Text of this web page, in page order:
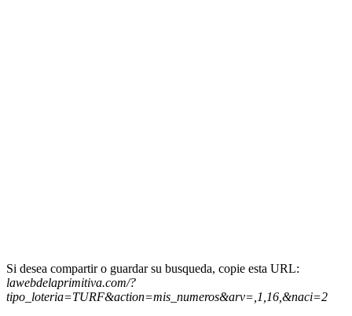
Si desea compartir o guardar su busqueda, copie esta URL:
lawebdelaprimitiva.com/?
tipo_loteria=TURF&action=mis_numeros&arv=,1,16,&naci=2